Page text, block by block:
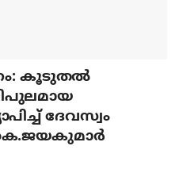
കൂടുതല്‍
ദേവസ്വം